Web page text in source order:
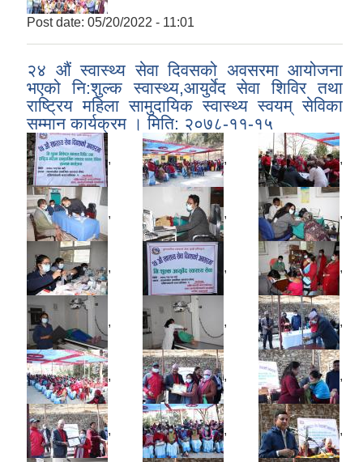
Post date: 05/20/2022 - 11:01
२४ औं स्वास्थ्य सेवा दिवसको अवसरमा आयोजना
भएको नि:शुल्क स्वास्थ्य,आयुर्वेद सेवा शिविर तथा
राष्ट्रिय महिला सामुदायिक स्वास्थ्य स्वयम् सेविका
सम्मान कार्यक्रम । मिति: २०७८-११-१५
, , ,
, , ,
, , ,
, , ,
, , ,
, , ,